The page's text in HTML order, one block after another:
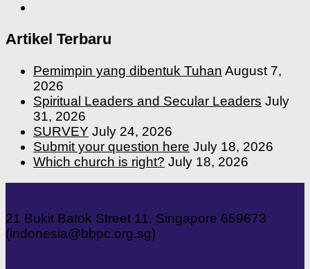
Artikel Terbaru
Pemimpin yang dibentuk Tuhan August 7,
2026
Spiritual Leaders and Secular Leaders July
31, 2026
SURVEY July 24, 2026
Submit your question here July 18, 2026
Which church is right? July 18, 2026
21 Bukit Batok Street 11, Singapore 659673
(indonesia@bbpc.org.sg)